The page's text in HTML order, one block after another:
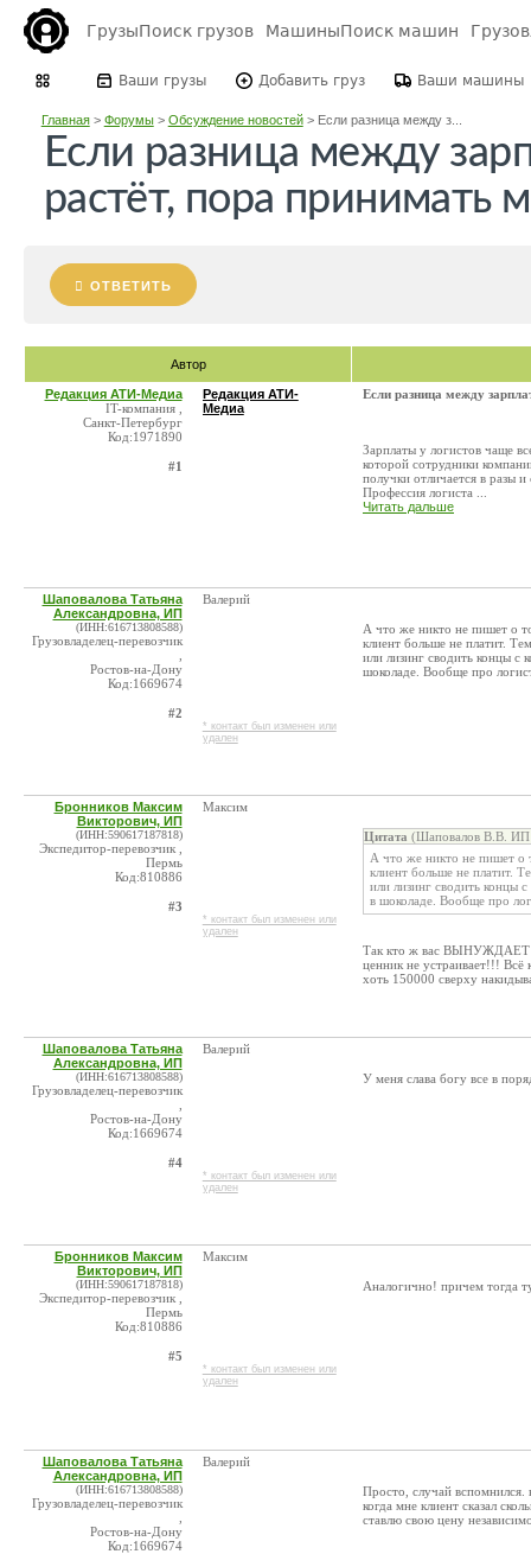
ГрузыПоиск грузов МашиныПоиск машин
Ваши грузы Добавить груз Ваши машины
Главная> Форумы> Обсуждение новостей> Если разница между з...
Если разница между
растёт, пора принимать
ОТВЕТИТЬ
Автор
Редакция АТИ-Медиа
IT-компания ,
Санкт-Петербург
Код:1971890
#1
Редакция АТИ-
Медиа
Если разница между
Зарплаты у логистов чаще
которой сотрудники
получки отличается в разы
Профессия логиста ...
Читать дальше
Шаповалова Татьяна
Александровна, ИП
(ИНН:616713808588)
Грузовладелец-перевозчик
Ростов-на-Дону
Код:1669674
#2
Валерий
* контакт был изменен или
удален
А что же никто не пишет о
клиент больше не платит.
или лизинг сводить концы с
шоколаде. Вообще про
Бронников Максим
Викторович, ИП
(ИНН:590617187818)
Экспедитор-перевозчик ,
Пермь
Код:810886
#3
Максим
* контакт был изменен или
удален
Цитата (Шаповалов В.В. ИП
А что же никто не пишет о
клиент больше не платит.
или лизинг сводить концы
в шоколаде. Вообще про
Так кто ж вас ВЫНУЖДАЕТ
ценник не устраивает!!! Всё
хоть 150000 сверху
Шаповалова Татьяна
Александровна, ИП
(ИНН:616713808588)
Грузовладелец-перевозчик
Ростов-на-Дону
Код:1669674
#4
Валерий
* контакт был изменен или
удален
У меня слава богу все в
Бронников Максим
Викторович, ИП
(ИНН:590617187818)
Экспедитор-перевозчик ,
Пермь
Код:810886
#5
Максим
* контакт был изменен или
удален
Аналогично! причем тогда
Шаповалова Татьяна
Александровна, ИП
(ИНН:616713808588)
Грузовладелец-перевозчик
Ростов-на-Дону
Код:1669674
Валерий
Просто, случай вспомнился.
когда мне клиент сказал
ставлю свою цену